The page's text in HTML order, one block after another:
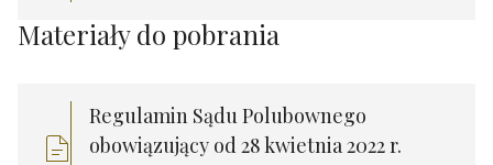
Materiały do pobrania
Regulamin Sądu Polubownego
obowiązujący od 28 kwietnia 2022 r.